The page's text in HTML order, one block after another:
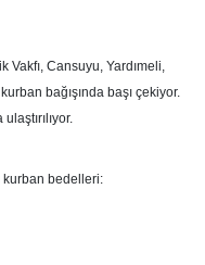
Vakfı, Cansuyu, Yardımeli,
bağışında başı çekiyor.
kurban bedelleri: